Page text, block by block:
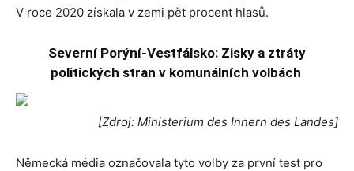
V roce 2020 získala v zemi pět procent hlasů.
Severní Porýní-Vestfálsko: Zisky a ztráty
politických stran v komunálních volbách
[Zdroj: Ministerium des Innern des Landes]
Německá média označovala tyto volby za první test pro